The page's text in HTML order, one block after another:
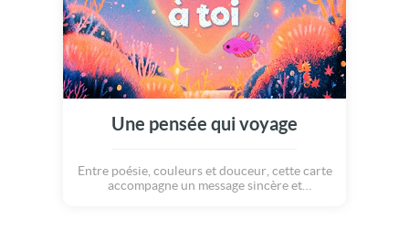
Une pensée qui voyage
Entre poésie, couleurs et douceur, cette carte
accompagne un message sincère et